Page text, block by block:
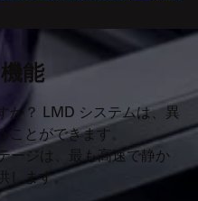
能
か？ LMD システムは、異
とができます。
ージは、最も高速で静か
します。